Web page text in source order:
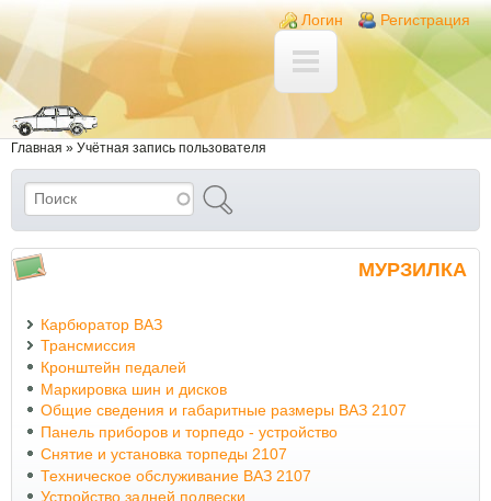
Перейти к основному содержанию
Skip to search
Login links
Логин Регистрация
Вы здесь
Главная » Учётная запись пользователя
Форма поиска
Поиск
МУРЗИЛКА
Карбюратор ВАЗ
Трансмиссия
Кронштейн педалей
Маркировка шин и дисков
Общие сведения и габаритные размеры ВАЗ 2107
Панель приборов и торпедо - устройство
Снятие и установка торпеды 2107
Техническое обслуживание ВАЗ 2107
Устройство задней подвески